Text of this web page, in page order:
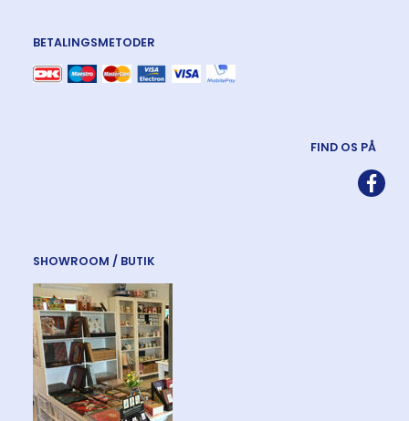
BETALINGSMETODER
FIND OS PÅ
SHOWROOM / BUTIK